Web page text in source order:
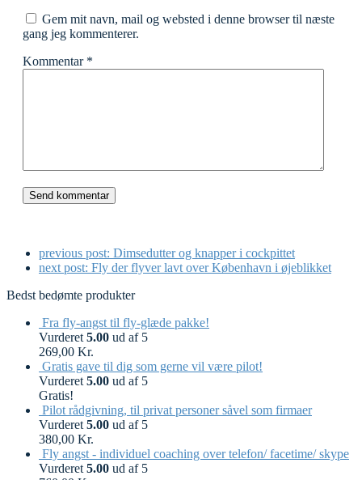
Gem mit navn, mail og websted i denne browser til næste
gang jeg kommenterer.
Kommentar *
previous post: Dimsedutter og knapper i cockpittet
next post: Fly der flyver lavt over København i øjeblikket
Bedst bedømte produkter
Fra fly-angst til fly-glæde pakke!
Vurderet 5.00 ud af 5
269,00 Kr.
Gratis gave til dig som gerne vil være pilot!
Vurderet 5.00 ud af 5
Gratis!
Pilot rådgivning, til privat personer såvel som firmaer
Vurderet 5.00 ud af 5
380,00 Kr.
Fly angst - individuel coaching over telefon/ facetime/ skype
Vurderet 5.00 ud af 5